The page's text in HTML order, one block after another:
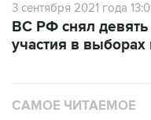
3 сентября 2021 года
ВС РФ снял девять
участия в выборах
САМОЕ ЧИТАЕМОЕ